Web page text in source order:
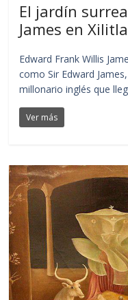
El jardín
James en Xilitla
Edward Frank Willis
como Sir Edward
millonario inglés que
Ver más